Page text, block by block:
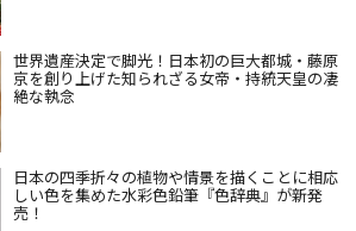
世界遺産決定で脚光！日本初の巨大都城・藤原
京を創り上げた知られざる女帝・持統天皇の凄
絶な執念
日本の四季折々の植物や情景を描くことに相応
しい色を集めた水彩色鉛筆『色辞典』が新発
売！